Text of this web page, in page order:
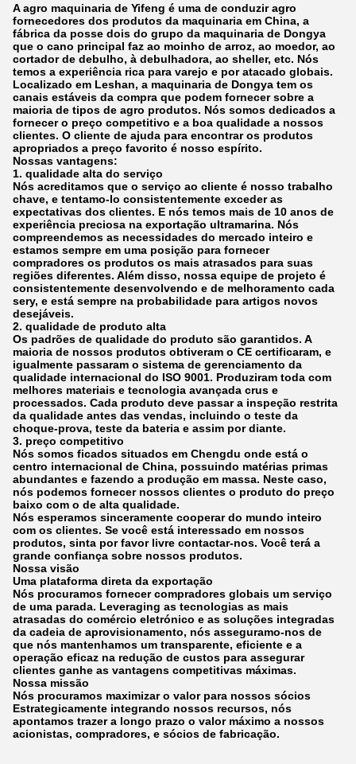
A agro maquinaria de Yifeng é uma de conduzir agro
fornecedores dos produtos da maquinaria em China, a
fábrica da posse dois do grupo da maquinaria de Dongya
que o cano principal faz ao moinho de arroz, ao moedor, ao
cortador de debulho, à debulhadora, ao sheller, etc. Nós
temos a experiência rica para varejo e por atacado globais.
Localizado em Leshan, a maquinaria de Dongya tem os
canais estáveis da compra que podem fornecer sobre a
maioria de tipos de agro produtos. Nós somos dedicados a
fornecer o preço competitivo e a boa qualidade a nossos
clientes. O cliente de ajuda para encontrar os produtos
apropriados a preço favorito é nosso espírito.
Nossas vantagens:
1. qualidade alta do serviço
Nós acreditamos que o serviço ao cliente é nosso trabalho
chave, e tentamo-lo consistentemente exceder as
expectativas dos clientes. E nós temos mais de 10 anos de
experiência preciosa na exportação ultramarina. Nós
compreendemos as necessidades do mercado inteiro e
estamos sempre em uma posição para fornecer
compradores os produtos os mais atrasados para suas
regiões diferentes. Além disso, nossa equipe de projeto é
consistentemente desenvolvendo e de melhoramento cada
sery, e está sempre na probabilidade para artigos novos
desejáveis.
2. qualidade de produto alta
Os padrões de qualidade do produto são garantidos. A
maioria de nossos produtos obtiveram o CE certificaram, e
igualmente passaram o sistema de gerenciamento da
qualidade internacional do ISO 9001. Produziram toda com
melhores materiais e tecnologia avançada crus e
processados. Cada produto deve passar a inspeção restrita
da qualidade antes das vendas, incluindo o teste da
choque-prova, teste da bateria e assim por diante.
3. preço competitivo
Nós somos ficados situados em Chengdu onde está o
centro internacional de China, possuindo matérias primas
abundantes e fazendo a produção em massa. Neste caso,
nós podemos fornecer nossos clientes o produto do preço
baixo com o de alta qualidade.
Nós esperamos sinceramente cooperar do mundo inteiro
com os clientes. Se você está interessado em nossos
produtos, sinta por favor livre contactar-nos. Você terá a
grande confiança sobre nossos produtos.
Nossa visão
Uma plataforma direta da exportação
Nós procuramos fornecer compradores globais um serviço
de uma parada. Leveraging as tecnologias as mais
atrasadas do comércio eletrónico e as soluções integradas
da cadeia de aprovisionamento, nós asseguramo-nos de
que nós mantenhamos um transparente, eficiente e a
operação eficaz na redução de custos para assegurar
clientes ganhe as vantagens competitivas máximas.
Nossa missão
Nós procuramos maximizar o valor para nossos sócios
Estrategicamente integrando nossos recursos, nós
apontamos trazer a longo prazo o valor máximo a nossos
acionistas, compradores, e sócios de fabricação.